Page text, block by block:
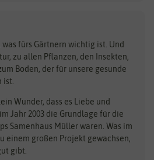
Dürr-Samen
Feldsaaten Freudenberger
Fertil
Flora Elite
was fürs Gärtnern wichtig ist. Und
zu allen Pflanzen, den Insekten,
Boden, der für unsere gesunde
ist.
Wunder, dass es Liebe und
Jahr 2003 die Grundlage für die
Samenhaus Müller waren. Was im
einem großen Projekt gewachsen,
gibt.